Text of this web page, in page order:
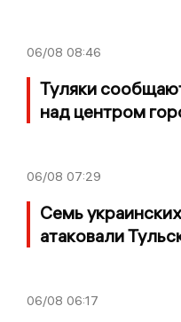
06/08 08:46
Туляки
над центром
06/08 07:29
Семь
атаковали
06/08 06:17